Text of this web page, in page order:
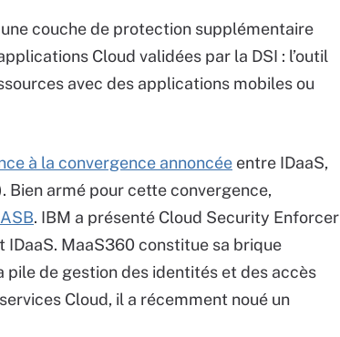
couche de protection supplémentaire
Cloud validées par la DSI : l’outil
avec des applications mobiles ou
à la convergence annoncée entre IDaaS,
Bien armé pour cette convergence,
. IBM a présenté Cloud Security Enforcer
MaaS360 constitue sa brique
pile de gestion des identités et des accès
Cloud, il a récemment noué un